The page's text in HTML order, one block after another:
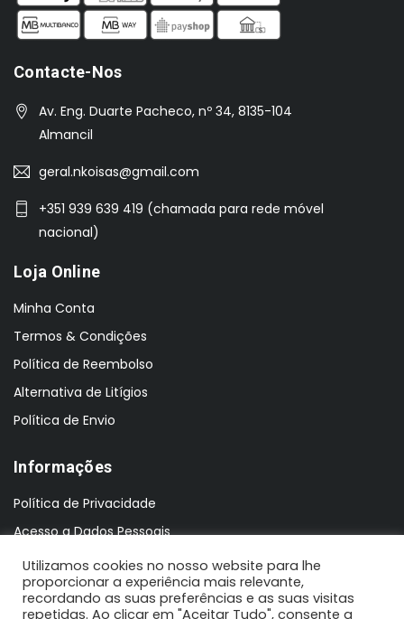
Contacte-Nos
Av. Eng. Duarte Pacheco, nº 34, 8135-104
Almancil
geral.nkoisas@gmail.com
+351 939 639 419 (chamada para rede móvel
nacional)
Loja Online
Minha Conta
Termos & Condições
Política de Reembolso
Alternativa de Litígios
Política de Envio
Informações
Política de Privacidade
Acesso a Dados Pessoais
Utilizamos cookies no nosso website para lhe
proporcionar a experiência mais relevante,
recordando as suas preferências e as suas visitas
repetidas. Ao clicar em "Aceitar Tudo", consente a